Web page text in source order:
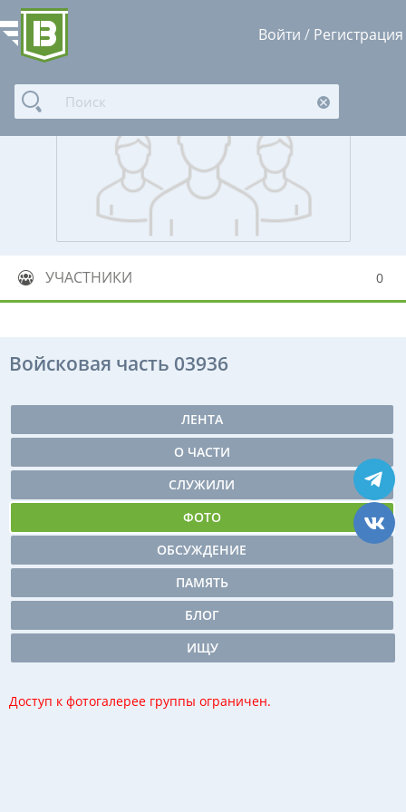
Войти / Регистрация
УЧАСТНИКИ 0
Войсковая часть 03936
ЛЕНТА
О ЧАСТИ
СЛУЖИЛИ
ФОТО
ОБСУЖДЕНИЕ
ПАМЯТЬ
БЛОГ
ИЩУ
Доступ к фотогалерее группы ограничен.